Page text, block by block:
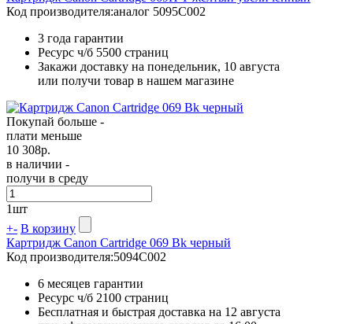
Код производителя:аналог 5095C002
3 года гарантии
Ресурс ч/б 5500 страниц
Закажи доставку на понедельник, 10 августа
или получи товар в нашем магазине
Покупай больше -
плати меньше
10 308р.
в наличии -
получи в среду
1шт
+- В корзину
Картридж Canon Cartridge 069 Bk черный
Код производителя:5094C002
6 месяцев гарантии
Ресурс ч/б 2100 страниц
Бесплатная и быстрая доставка на 12 августа